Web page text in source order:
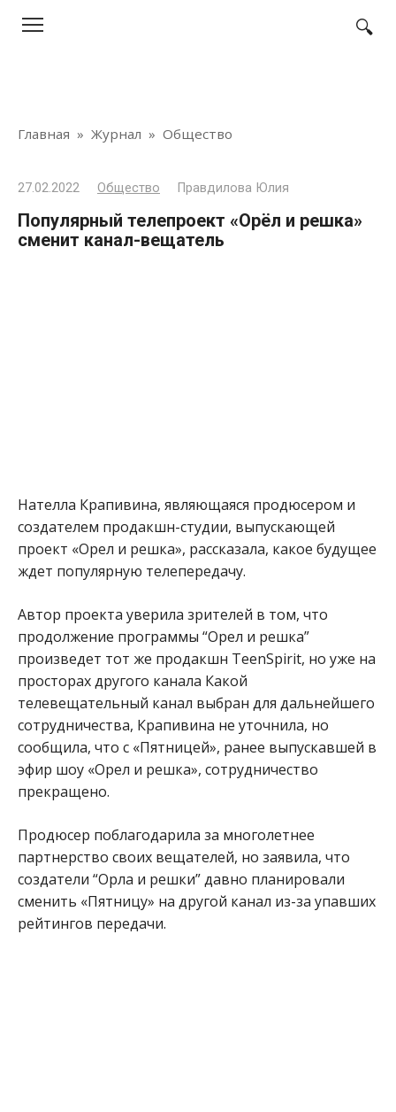
Главная » Журнал » Общество
27.02.2022 Общество Правдилова Юлия
Популярный телепроект «Орёл и решка»
сменит канал-вещатель
Нателла Крапивина, являющаяся продюсером и
создателем продакшн-студии, выпускающей
проект «Орел и решка», рассказала, какое будущее
ждет популярную телепередачу.
Автор проекта уверила зрителей в том, что
продолжение программы “Орел и решка”
произведет тот же продакшн TeenSpirit, но уже на
просторах другого канала Какой
телевещательный канал выбран для дальнейшего
сотрудничества, Крапивина не уточнила, но
сообщила, что с «Пятницей», ранее выпускавшей в
эфир шоу «Орел и решка», сотрудничество
прекращено.
Продюсер поблагодарила за многолетнее
партнерство своих вещателей, но заявила, что
создатели “Орла и решки” давно планировали
сменить «Пятницу» на другой канал из-за упавших
рейтингов передачи.